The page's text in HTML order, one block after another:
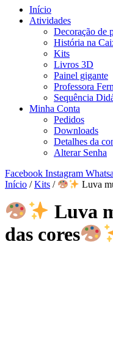
Início
Atividades
Decoração de
História na
Kits
Livros 3D
Painel gigante
Professora
Sequência
Minha Conta
Pedidos
Downloads
Detalhes da
Alterar Senha
Facebook Instagram
Início /Kits / Luva
Luva
das cores